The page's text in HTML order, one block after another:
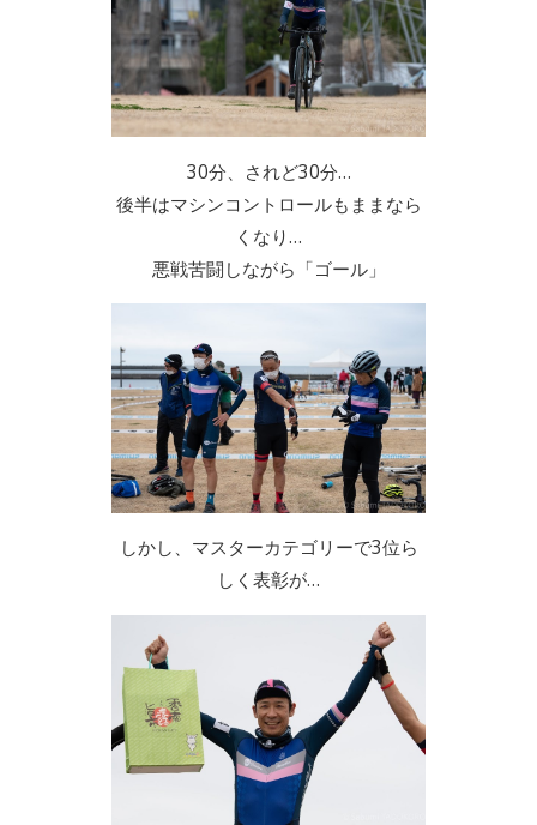
30分、されど30分…
後半はマシンコントロールもままなら
くなり…
悪戦苦闘しながら「ゴール」
しかし、マスターカテゴリーで3位ら
しく表彰が…